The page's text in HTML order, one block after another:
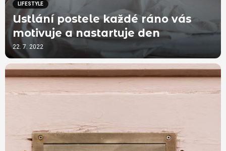
LIFESTYLE
Ustlání postele každé ráno vás
motivuje a nastartuje den
22. 7. 2022